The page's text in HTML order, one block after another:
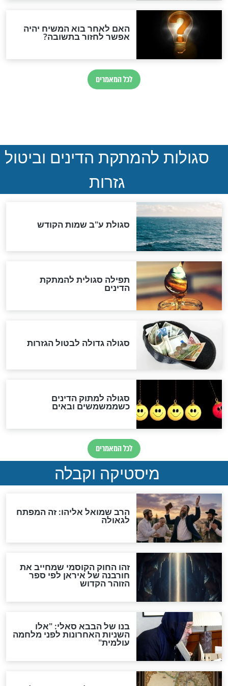
רש"י לתהילים -
פירושו של רש"י לתהילים -
חדשות יהדות
נהרגו בדרום לבנון
ההסכם החשאי של טראמפ
ואיראן: בלי שקיפות ועם הרבה
סימני שאלה
המסמך האבוד שנחשף
במרתפי מוסקבה: כתב היד
הנדיר של הרשב"ם התגלה
"מודה לקב"ה על כל השנים"
לכל המאמרים
אחרית הימים
האם אפשר לחשב את הקץ?
מה יהיה בימות המשיח?
"לפני הגאולה תהיה אפיקורסות
והכחשה גדולה מאוד של
האמונה"